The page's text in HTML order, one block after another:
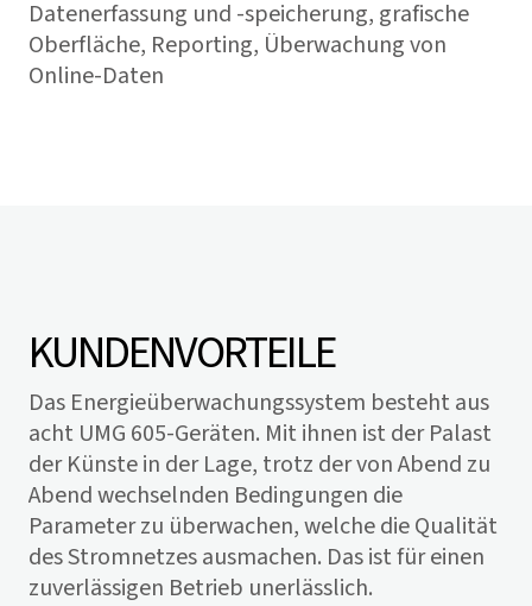
Datenerfassung und -speicherung, grafische
Oberfläche, Reporting, Überwachung von
Online-Daten
KUNDENVORTEILE
Das Energieüberwachungssystem besteht aus
acht UMG 605-Geräten. Mit ihnen ist derPalast
der Künstein der Lage, trotz der von Abend zu
Abend wechselnden Bedingungen die
Parameter zu überwachen, welche die Qualität
des Stromnetzes ausmachen. Das ist für einen
zuverlässigen Betrieb unerlässlich.